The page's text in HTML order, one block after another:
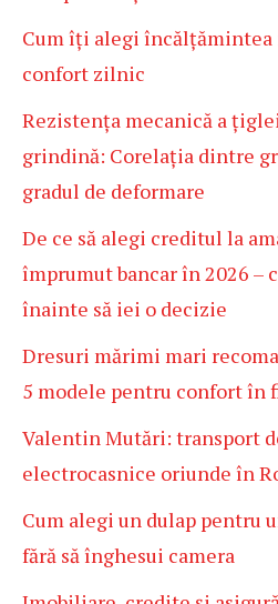
Cum îți alegi încălțămintea
confort zilnic
Rezistența mecanică a
grindină: Corelația dintre
gradul de deformare
De ce să alegi creditul la
împrumut bancar în 2026 –
înainte să iei o decizie
Dresuri mărimi mari
5 modele pentru confort în
Valentin Mutări: transport
electrocasnice oriunde în
Cum alegi un dulap pentru
fără să înghesui camera